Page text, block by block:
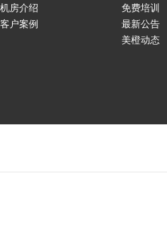
机房介绍
客户案例
免费培训
最新公告
美橙动态